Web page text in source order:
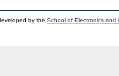
by theSchool of Electronics and